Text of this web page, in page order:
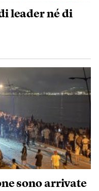
leader né di
sono arrivate